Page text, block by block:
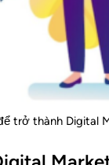
trở thành Digital